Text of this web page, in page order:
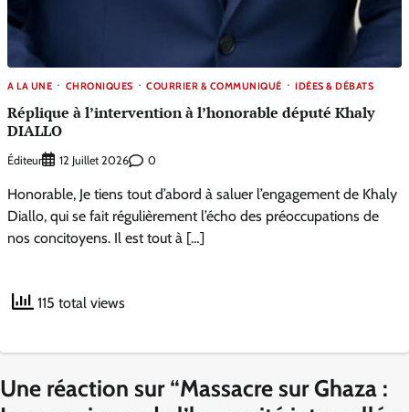
A LA UNE CHRONIQUES COURRIER & COMMUNIQUÉ IDÉES & DÉBATS
Réplique à l’intervention à l’honorable député Khaly
DIALLO
Éditeur 12 Juillet 2026 0
Honorable, Je tiens tout d’abord à saluer l’engagement de Khaly
Diallo, qui se fait régulièrement l’écho des préoccupations de
nos concitoyens. Il est tout à […]
115 total views
Une réaction sur “Massacre sur Ghaza :